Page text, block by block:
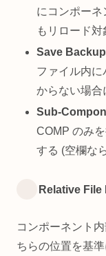
にコンポー
もリロード対
Save
ファイル内に
からない場合
Sub-
COMP のみ
する (空欄な
Relative
コンポーネント
ちらの位置を基